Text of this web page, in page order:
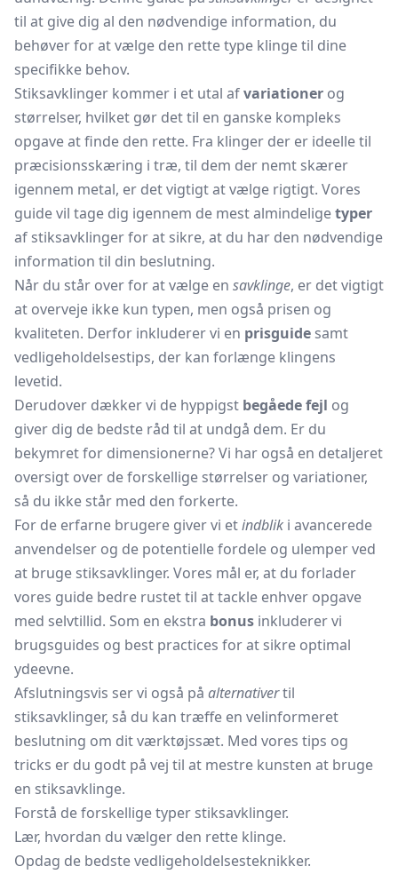
til at give dig al den nødvendige information, du
behøver for at vælge den rette type klinge til dine
specifikke behov.
Stiksavklinger kommer i et utal afvariationer og
størrelser, hvilket gør det til en ganske kompleks
opgave at finde den rette. Fra klinger der er ideelle til
præcisionsskæring i træ, til dem der nemt skærer
igennem metal, er det vigtigt at vælge rigtigt. Vores
guide vil tage dig igennem de mest almindeligetyper
af stiksavklinger for at sikre, at du har den nødvendige
information til din beslutning.
Når du står over for at vælge en savklinge, er det vigtigt
at overveje ikke kun typen, men også prisen og
kvaliteten. Derfor inkluderer vi en prisguide samt
vedligeholdelsestips, der kan forlænge klingens
levetid.
Derudover dækker vi de hyppigst begåede fejl og
giver dig de bedste råd til at undgå dem. Er du
bekymret for dimensionerne? Vi har også en detaljeret
oversigt over de forskellige størrelser og variationer,
så du ikke står med den forkerte.
For de erfarne brugere giver vi etindblik i avancerede
anvendelser og de potentielle fordele og ulemper ved
at bruge stiksavklinger. Vores mål er, at du forlader
vores guide bedre rustet til at tackle enhver opgave
med selvtillid. Som en ekstra bonus inkluderer vi
brugsguides og best practices for at sikre optimal
ydeevne.
Afslutningsvis ser vi også på alternativertil
stiksavklinger, så du kan træffe en velinformeret
beslutning om dit værktøjssæt. Med vores tips og
tricks er du godt på vej til at mestre kunsten at bruge
en stiksavklinge.
Forstå de forskellige typer stiksavklinger.
Lær, hvordan du vælger den rette klinge.
Opdag de bedste vedligeholdelsesteknikker.